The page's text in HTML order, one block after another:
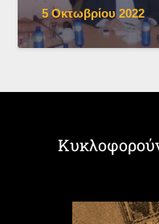
5 Οκτωβρίου 2022